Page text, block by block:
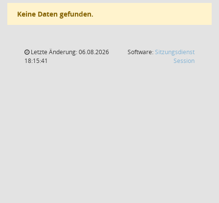
Keine Daten gefunden.
Letzte Änderung: 06.08.2026
18:15:41
Software: Sitzungsdienst
Session(Wird in